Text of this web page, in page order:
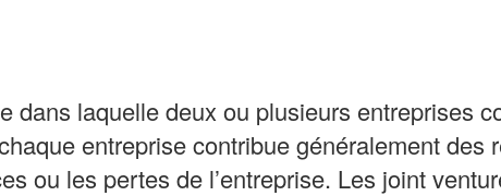
dans laquelle deux ou plusieurs entreprises
entreprise contribue généralement des
ou les pertes de l’entreprise. Les joint